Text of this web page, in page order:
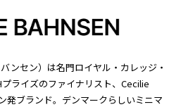
ンセン）は名門ロイヤル・カレッジ・
ライズのファイナリスト、Cecilie
発ブランド。デンマークらしいミニマ